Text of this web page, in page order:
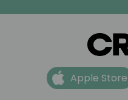
Apple Store